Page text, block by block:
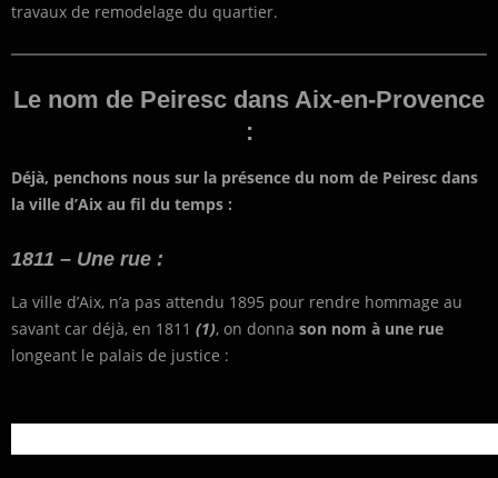
travaux de remodelage du quartier.
Le nom de Peiresc dans Aix-en-Provence
:
Déjà, penchons nous sur la présence du nom de Peiresc dans
la ville d’Aix au fil du temps :
1811 – Une rue :
La ville d’Aix, n’a pas attendu 1895 pour rendre hommage au
savant car déjà, en 1811 (1), on donna son nom à une rue
longeant le palais de justice :